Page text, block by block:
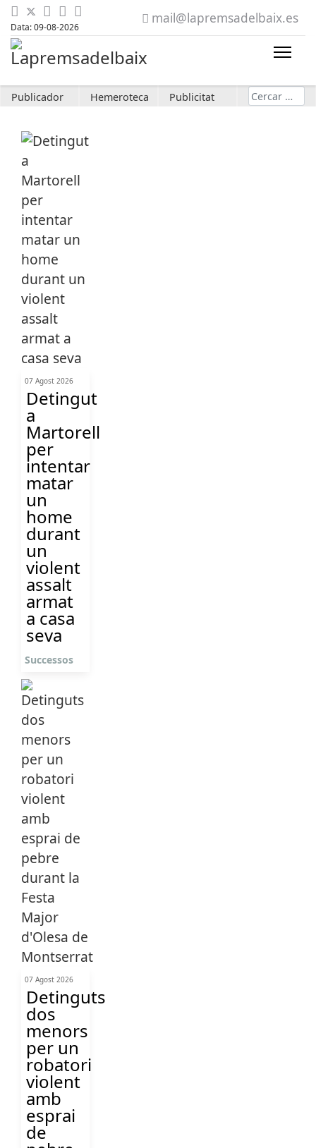
Data: 09-08-2026
mail@lapremsadelbaix.es
Publicador Hemeroteca Publicitat Cerca
07 Agost 2026
Detingut
a
Martorell
per
intentar
matar
un
home
durant
un
violent
assalt
armat
a casa
seva
Successos
07 Agost 2026
Detinguts
dos
menors
per un
robatori
violent
amb
esprai
de